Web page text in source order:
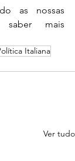
mais
Italiana
Ver tudo